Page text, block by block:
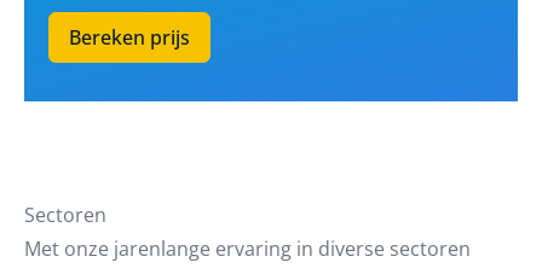
Bereken prijs
Sectoren
Met onze jarenlange ervaring in diverse sectoren